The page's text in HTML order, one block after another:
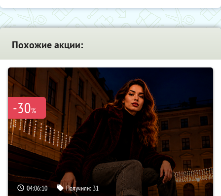
Похожие акции:
-30%
04:06:09 Получили: 31